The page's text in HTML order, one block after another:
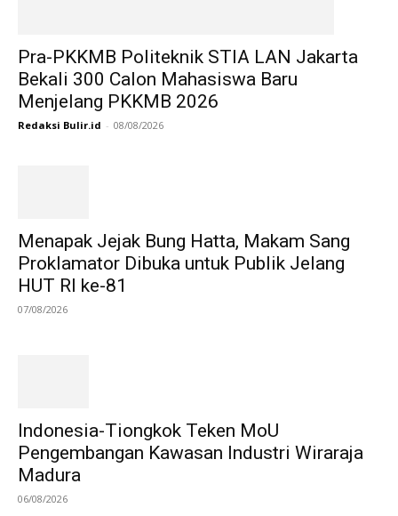
Pra-PKKMB Politeknik STIA LAN Jakarta
Bekali 300 Calon Mahasiswa Baru
Menjelang PKKMB 2026
Redaksi Bulir.id - 08/08/2026
Menapak Jejak Bung Hatta, Makam Sang
Proklamator Dibuka untuk Publik Jelang
HUT RI ke-81
07/08/2026
Indonesia-Tiongkok Teken MoU
Pengembangan Kawasan Industri Wiraraja
Madura
06/08/2026